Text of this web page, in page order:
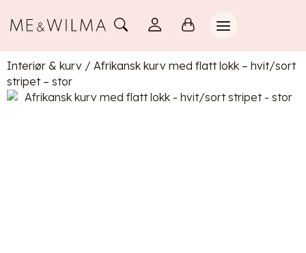
Interiør & kurv / Afrikansk kurv med flatt lokk – hvit/sort
stripet – stor